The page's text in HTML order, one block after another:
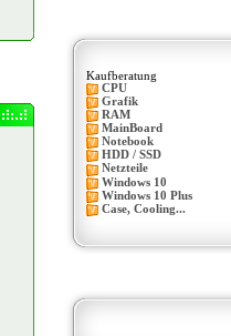
Kaufberatung
CPU
Grafik
RAM
MainBoard
Notebook
HDD / SSD
Netzteile
Windows 10
Windows 10 Plus
Case, Cooling...